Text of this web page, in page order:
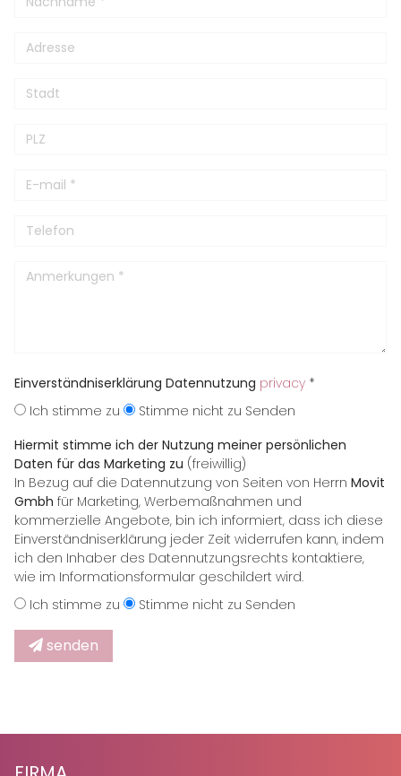
Einverständniserklärung Datennutzung privacy *
Ich stimme zu
Stimme nicht zu Senden
Hiermit stimme ich der Nutzung meiner persönlichen
Daten für das Marketing zu (freiwillig)
In Bezug auf die Datennutzung von Seiten von Herrn Movit
Gmbh für Marketing, Werbemaßnahmen und
kommerzielle Angebote, bin ich informiert, dass ich diese
Einverständniserklärung jeder Zeit widerrufen kann, indem
ich den Inhaber des Datennutzungsrechts kontaktiere,
wie im Informationsformular geschildert wird.
Ich stimme zu
Stimme nicht zu Senden
senden